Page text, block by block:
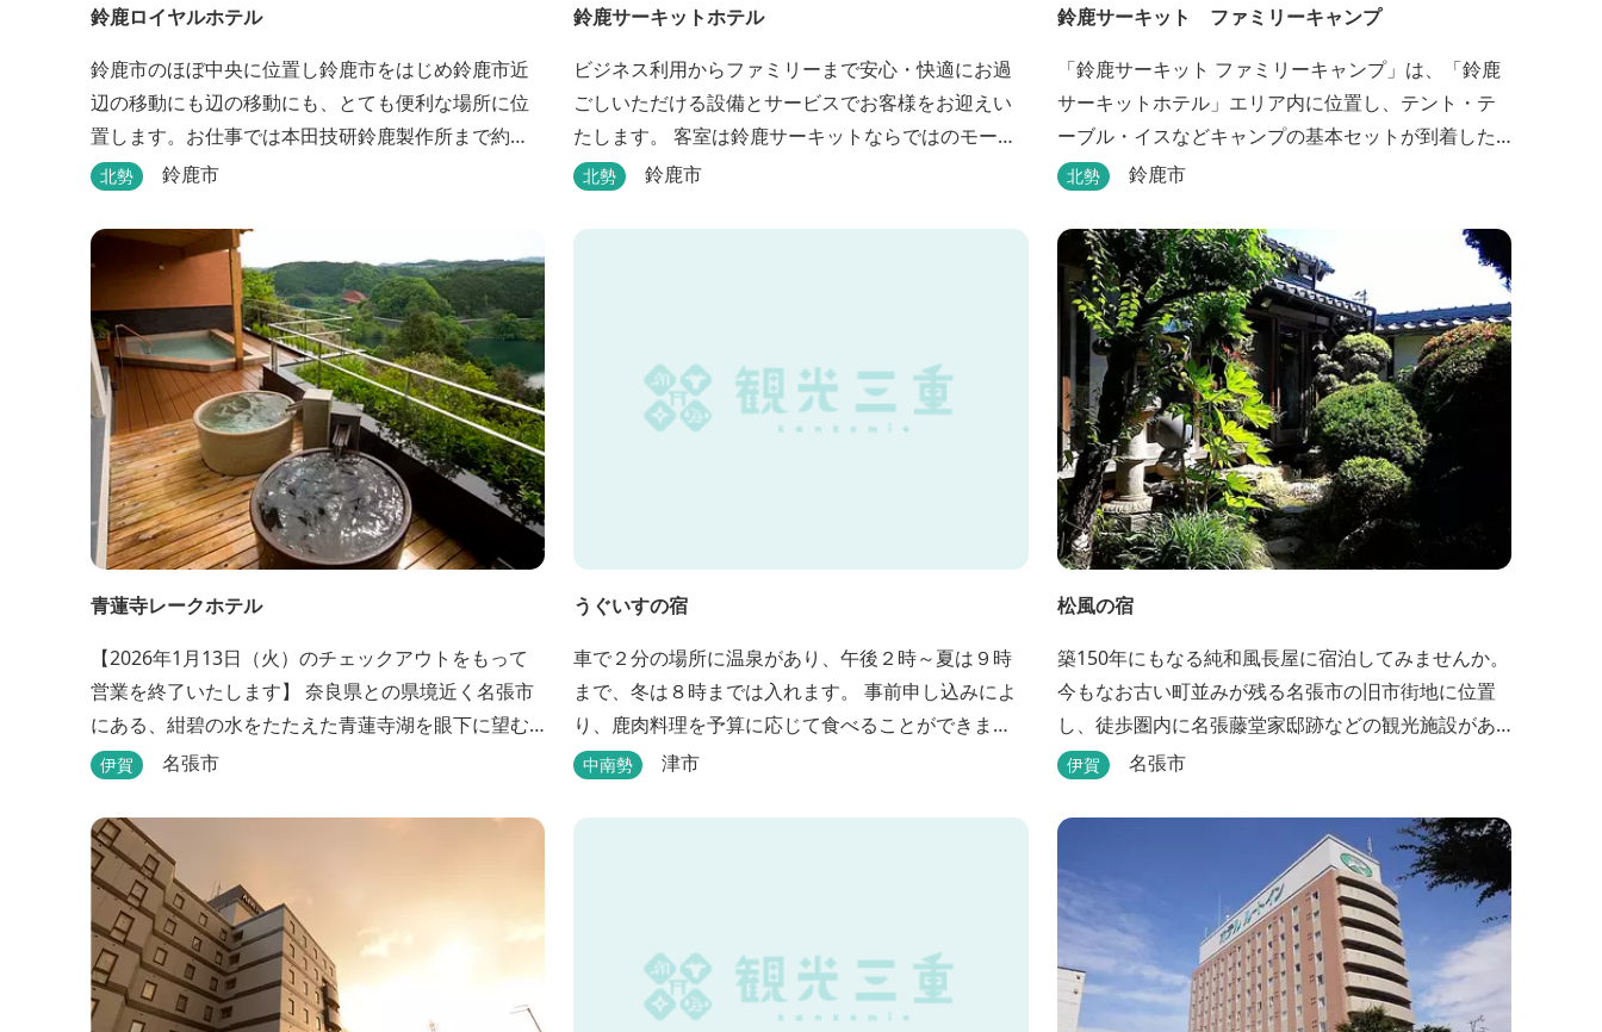
鈴鹿ロイヤルホテル
鈴鹿市のほぼ中央に位置し鈴鹿市をはじめ鈴鹿市近
辺の移動にも辺の移動にも、とても便利な場所に位
置します。お仕事では本田技研鈴鹿製作所まで約
500m、行楽では鈴鹿サーキット様まで約1,3キロ、
ロととても近い場所にあります。亀山市へのアクセ
スも便利でシャープ亀山工場では約10キロと鈴鹿市
では近い場所となっております。
北勢 鈴鹿市
鈴鹿サーキットホテル
ビジネス利用からファミリーまで安心・快適にお過
ごしいただける設備とサービスでお客様をお迎えい
たします。 客室は鈴鹿サーキットならではのモータ
スポーツの歴史を感じられる『THE MAIN』をはじ
しいこだわりの詰まった「サーキット キッズルー
北勢 鈴鹿市
鈴鹿サーキット ファミリーキャンプ
「鈴鹿サーキット ファミリーキャンプ」は、「鈴鹿
サーキットホテル」エリア内に位置し、テント・テ
ーブル・イスなどキャンプの基本セットが到着した
時点ですべて設置されているウッドデッキサイトの
整ったキャンプ場です。 さらに、手ぶらでキャンプ
をお楽しみいただけるように夕食バーべキュー用の
炭火セットなどのレンタル品や国産牛BBQセットな
どの食材も事前にご...
北勢 鈴鹿市
青蓮寺レークホテル
【2026年1月13日（火）のチェックアウトをもって
営業を終了いたします】 奈良県との県境近く名張市
にある、紺碧の水をたたえた青蓮寺湖を眼下に望む
ホテル。自家源泉の「香落渓（こおちだに）温泉」
ものがなく、絶景と評判です。
伊賀 名張市
うぐいすの宿
車で２分の場所に温泉があり、午後２時～夏は９時
まで、冬は８時までは入れます。 事前申し込みによ
り、鹿肉料理を予算に応じて食べることができま
す。 春から秋は、宿の前の畑で収穫体験ができ、そ
中南勢 津市
松風の宿
築150年にもなる純和風長屋に宿泊してみませんか。
今もなお古い町並みが残る名張市の旧市街地に位置
し、徒歩圏内に名張藤堂家邸跡などの観光施設があ
ります。
伊賀 名張市